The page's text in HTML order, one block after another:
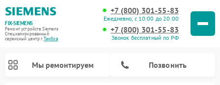
FIX-SIEMENS
Ремонт устройств Siemens
Специализированный
cервисный центр г.Тамбов
+7 (800) 301-55-83
Ежедневно, с 10:00 до 20:00
+7 (800) 301-55-83
Звонок бесплатный по РФ
Мы ремонтируем Позвонить